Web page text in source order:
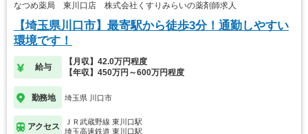
なつめ薬局 東川口店 株式会社くすりみらいの薬剤師求人
【埼玉県川口市】最寄駅から徒歩3分！通勤しやすい
環境です！
給与
【月収】42.0万円程度
【年収】450万円～600万円程度
勤務地 埼玉県 川口市
アクセス
ＪＲ武蔵野線 東川口駅
埼玉高速鉄道 東川口駅